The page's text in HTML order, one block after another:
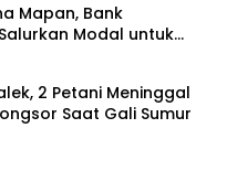
Mapan, Bank
Modal untuk
2 Petani Meninggal
Saat Gali Sumur